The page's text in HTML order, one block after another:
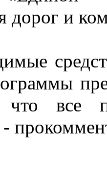
дорог и
что все